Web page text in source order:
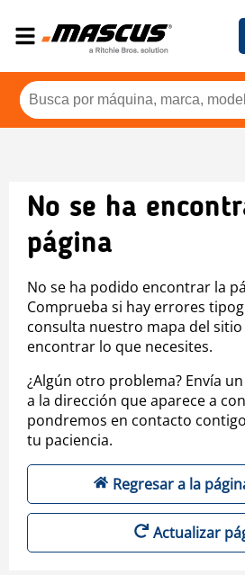
No se ha
página
No se ha podido encontrar la
Comprueba si hay errores
consulta nuestro mapa del
encontrar lo que necesites.
¿Algún otro problema? Envía
a la dirección que aparece a
pondremos en contacto
tu paciencia.
Regresar a la
Actualizar